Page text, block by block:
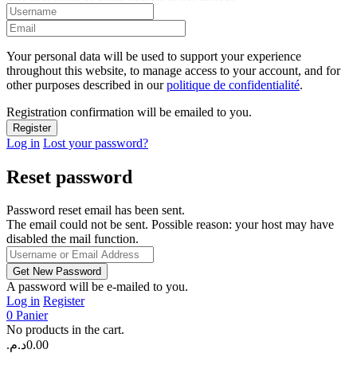
Your personal data will be used to support your experience
throughout this website, to manage access to your account, and for
other purposes described in ourpolitique de confidentialité.
Registration confirmation will be emailed to you.
Log in Lost your password?
Reset password
Password reset email has been sent.
The email could not be sent. Possible reason: your host may have
disabled the mail function.
A password will be e-mailed to you.
Log in Register
0 Panier
No products in the cart.
0.00د.م.